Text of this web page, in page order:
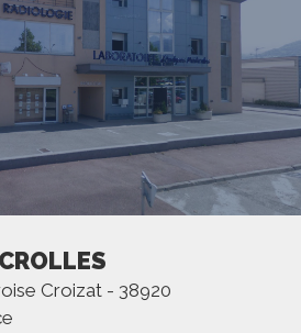
Croizat - 38920